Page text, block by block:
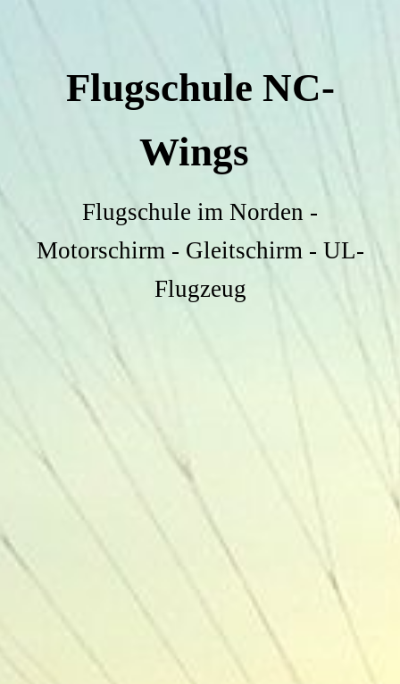
Flugschule NC-
Wings
Flugschule im Norden -
Motorschirm - Gleitschirm - UL-
Flugzeug